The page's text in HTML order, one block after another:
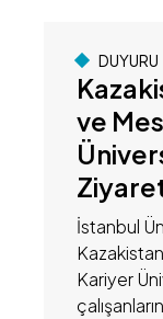
DUYURU
ve
İstanbul
Kariyer